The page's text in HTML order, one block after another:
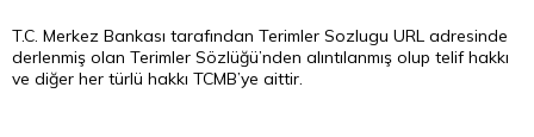
T.C. Merkez Bankası tarafından Terimler Sozlugu URL adresinde
derlenmiş olan Terimler Sözlüğü’nden alıntılanmış olup telif hakkı
ve diğer her türlü hakkı TCMB’ye aittir.